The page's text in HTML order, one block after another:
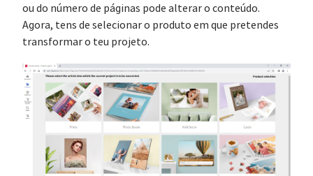
ou do número de páginas pode alterar o conteúdo.
Agora, tens de selecionar o produto em que pretendes
transformar o teu projeto.